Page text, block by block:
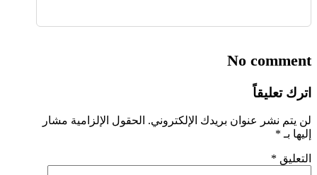
No comment
اترك تعليقاً
لن يتم نشر عنوان بريدك الإلكتروني. الحقول الإلزامية مشار
إليها بـ *
التعليق *